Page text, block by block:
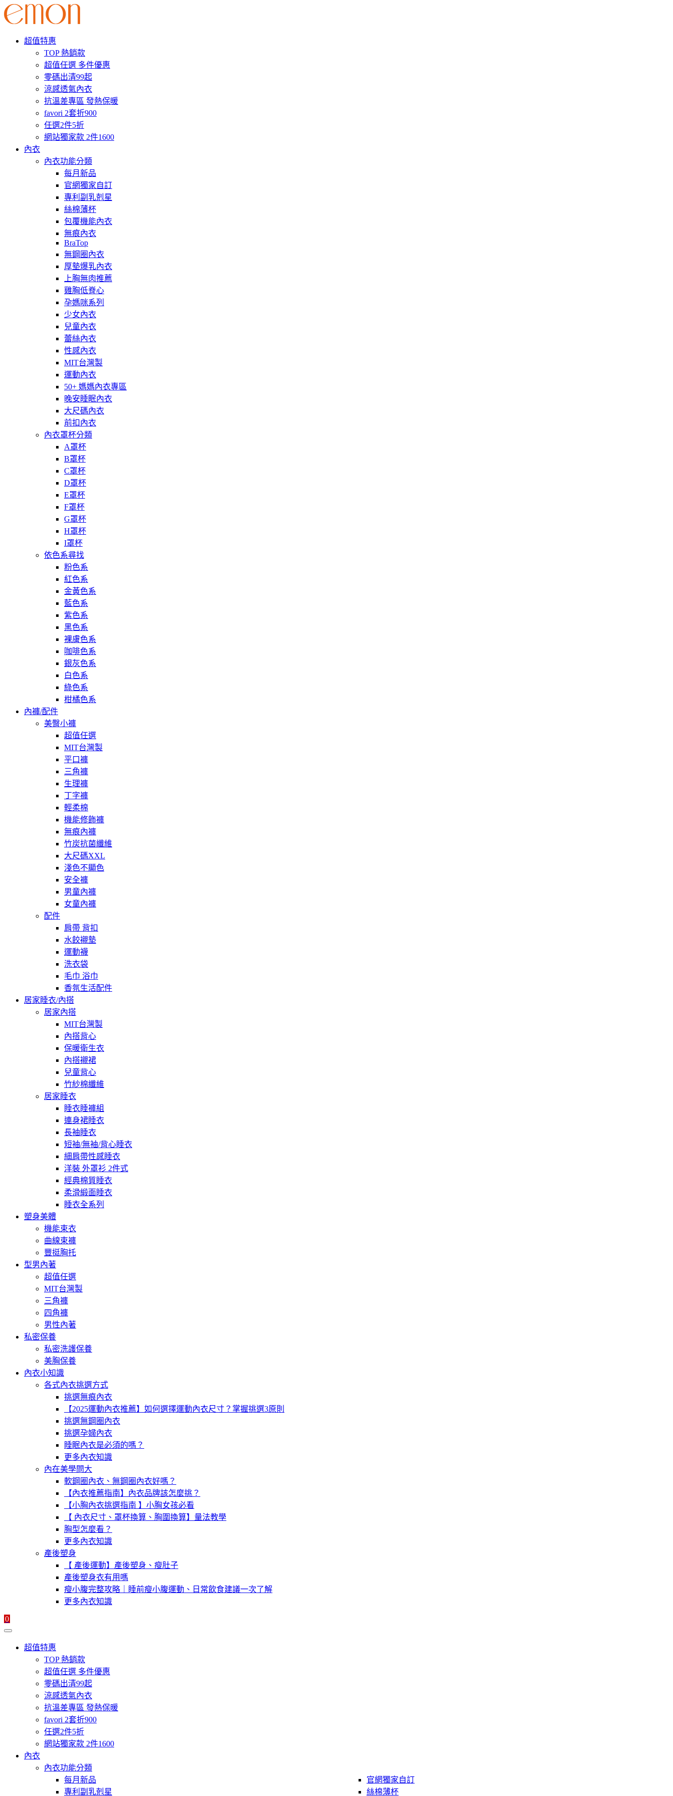
超值特惠
TOP 熱銷款
超值任選 多件優惠
零碼出清99起
涼感透氣內衣
抗溫差專區 發熱保暖
favori 2套折900
任選2件5折
網站獨家款 2件1600
內衣
內衣功能分類
每月新品
官網獨家自訂
專利副乳剋星
絲棉薄杯
包覆機能內衣
無痕內衣
BraTop
無鋼圈內衣
厚墊爆乳內衣
上胸無肉推薦
雞胸低脊心
孕媽咪系列
少女內衣
兒童內衣
蕾絲內衣
性感內衣
MIT台灣製
運動內衣
50+ 媽媽內衣專區
晚安睡眠內衣
大尺碼內衣
前扣內衣
內衣罩杯分類
A罩杯
B罩杯
C罩杯
D罩杯
E罩杯
F罩杯
G罩杯
H罩杯
I罩杯
依色系尋找
粉色系
紅色系
金黃色系
藍色系
紫色系
黑色系
裸膚色系
咖啡色系
銀灰色系
白色系
綠色系
柑橘色系
內褲/配件
美臀小褲
超值任選
MIT台灣製
平口褲
三角褲
生理褲
丁字褲
輕柔棉
機能修飾褲
無痕內褲
竹炭抗菌纖維
大尺碼XXL
淺色不顯色
安全褲
男童內褲
女童內褲
配件
肩帶 背扣
水餃襯墊
運動襪
洗衣袋
毛巾 浴巾
香氛生活配件
居家睡衣/內搭
居家內搭
MIT台灣製
內搭背心
保暖衛生衣
內搭襯裙
兒童背心
竹紗棉纖維
居家睡衣
睡衣睡褲組
連身裙睡衣
長袖睡衣
短袖/無袖/背心睡衣
細肩帶性感睡衣
洋裝 外罩衫 2件式
經典棉質睡衣
柔滑緞面睡衣
睡衣全系列
塑身美體
機能束衣
曲線束褲
豐挺胸托
型男內著
超值任選
MIT台灣製
三角褲
四角褲
男性內著
私密保養
私密洗護保養
美胸保養
內衣小知識
各式內衣挑選方式
挑選無痕內衣
【2025運動內衣推薦】如何選擇運動內衣尺寸？掌握挑選3原則
挑選無鋼圈內衣
挑選孕婦內衣
睡眠內衣是必須的嗎？
更多內衣知識
內在美學問大
軟鋼圈內衣、無鋼圈內衣好嗎？
【內衣推薦指南】內衣品牌該怎麼挑？
【小胸內衣挑選指南 】小胸女孩必看
【 內衣尺寸、罩杯換算、胸圍換算】量法教學
胸型怎麼看？
更多內衣知識
產後塑身
【 產後運動】產後塑身、瘦肚子
產後塑身衣有用嗎
瘦小腹完整攻略｜睡前瘦小腹運動、日常飲食建議一次了解
更多內衣知識
0
超值特惠
TOP 熱銷款
超值任選 多件優惠
零碼出清99起
涼感透氣內衣
抗溫差專區 發熱保暖
favori 2套折900
任選2件5折
網站獨家款 2件1600
內衣
內衣功能分類
每月新品
官網獨家自訂
專利副乳剋星
絲棉薄杯